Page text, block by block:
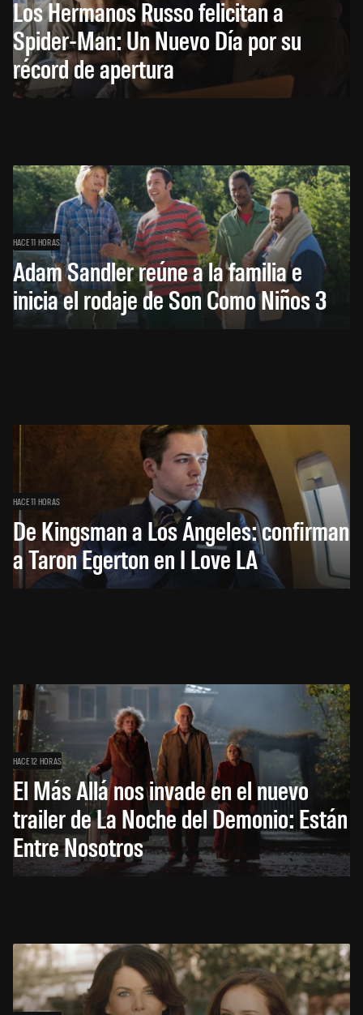
Los Hermanos Russo felicitan a
Spider-Man: Un Nuevo Día por su
récord de apertura
HACE 11 HORAS
Adam Sandler reúne a la familia e
inicia el rodaje de Son Como Niños 3
HACE 11 HORAS
De Kingsman a Los Ángeles: confirman
a Taron Egerton en I Love LA
HACE 12 HORAS
El Más Allá nos invade en el nuevo
trailer de La Noche del Demonio: Están
Entre Nosotros